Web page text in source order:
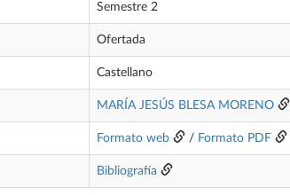
Semestre 2
Ofertada
Castellano
MARÍA JESÚS BLESA MORENO
Formato web / Formato PDF
Bibliografía